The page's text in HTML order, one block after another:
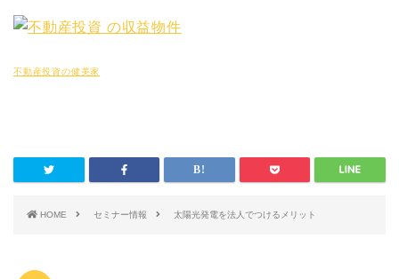
不動産投資の健美家
HOME セミナー情報 太陽光発電を法人でつけるメリット